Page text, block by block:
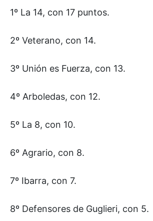
1º La 14, con 17 puntos.
2º Veterano, con 14.
3º Unión es Fuerza, con 13.
4º Arboledas, con 12.
5º La 8, con 10.
6º Agrario, con 8.
7º Ibarra, con 7.
8º Defensores de Guglieri, con 5.